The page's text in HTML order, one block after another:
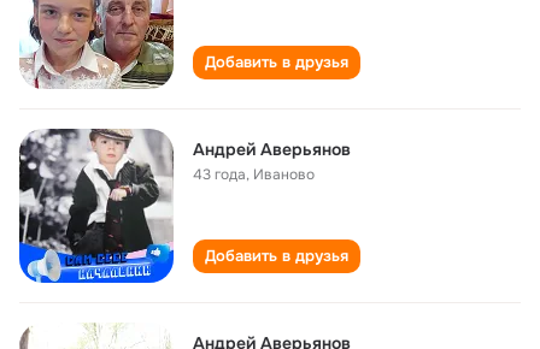
Добавить в друзья
Андрей Аверьянов
43 года, Иваново
Добавить в друзья
Андрей Аверьянов